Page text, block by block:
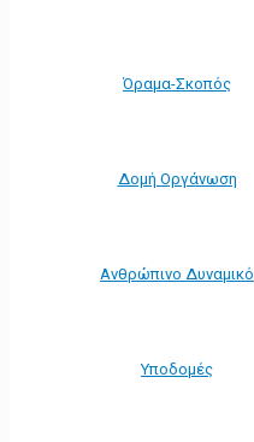
Όραμα-Σκοπός
Δομή Οργάνωση
Ανθρώπινο Δυναμικό
Υποδομές